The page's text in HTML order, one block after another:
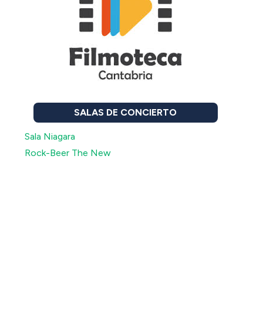
SALAS DE CONCIERTO
Sala Niagara
Rock-Beer The New